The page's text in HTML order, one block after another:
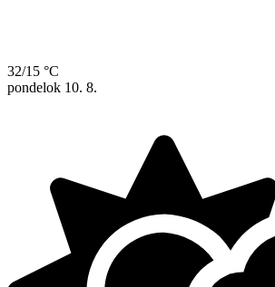
32/15 °C
pondelok 10. 8.